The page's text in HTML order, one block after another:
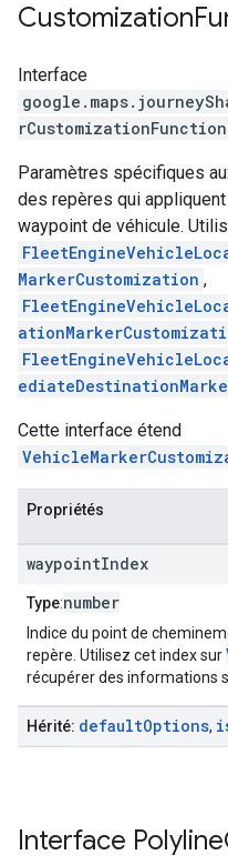
Customization
Interface
Paramètres spécifiques
des repères qui
waypoint de véhicule.
MarkerCustomization ,
Cette interface étend
Propriétés
waypointIndex
Type:number
Indice du point de
repère. Utilisez cet index sur
récupérer des informations
Hérité: defaultOptions,
Interface Polyline